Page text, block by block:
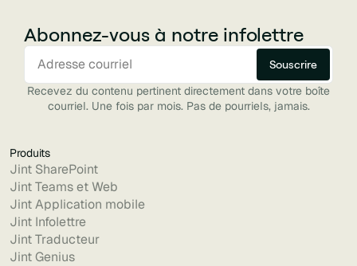
Abonnez-vous à notre infolettre
Recevez du contenu pertinent directement dans votre boîte
courriel. Une fois par mois. Pas de pourriels, jamais.
Produits
Jint SharePoint
Jint Teams et Web
Jint Application mobile
Jint Infolettre
Jint Traducteur
Jint Genius